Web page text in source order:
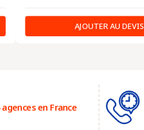
AJOUTER AU DEVIS
agences en France